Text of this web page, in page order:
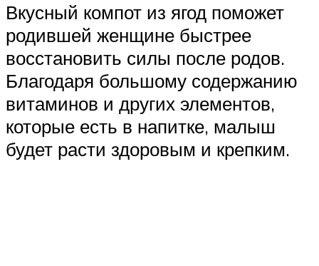
Вкусный компот из ягод поможет
родившей женщине быстрее
восстановить силы после родов.
Благодаря большому содержанию
витаминов и других элементов,
которые есть в напитке, малыш
будет расти здоровым и крепким.